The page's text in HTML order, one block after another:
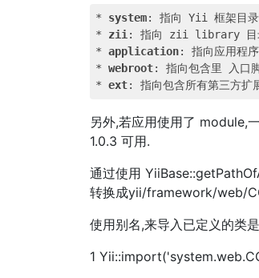
* system: 指向 Yii 框架目
* zii : 指向 zii library 目
* application: 指向应用程
* webroot: 指向包含里 入口
* ext: 指向包含所有第三方扩
另外,若应用使用了 module,
1.0.3 可用.
通过使用
转换成yii/framework/web/
使用别名,来导入已定义的类
1